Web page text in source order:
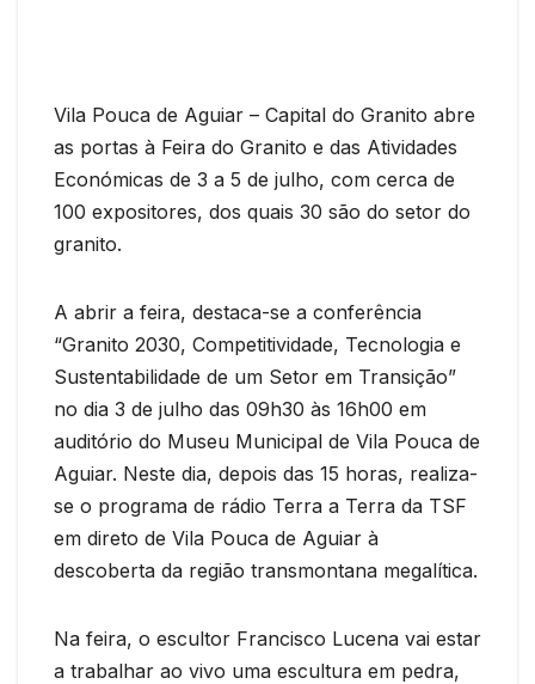
Vila Pouca de Aguiar – Capital do Granito abre
as portas à Feira do Granito e das Atividades
Económicas de 3 a 5 de julho, com cerca de
100 expositores, dos quais 30 são do setor do
granito.
A abrir a feira, destaca-se a conferência
“Granito 2030, Competitividade, Tecnologia e
Sustentabilidade de um Setor em Transição”
no dia 3 de julho das 09h30 às 16h00 em
auditório do Museu Municipal de Vila Pouca de
Aguiar. Neste dia, depois das 15 horas, realiza-
se o programa de rádio Terra a Terra da TSF
em direto de Vila Pouca de Aguiar à
descoberta da região transmontana megalítica.
Na feira, o escultor Francisco Lucena vai estar
a trabalhar ao vivo uma escultura em pedra,